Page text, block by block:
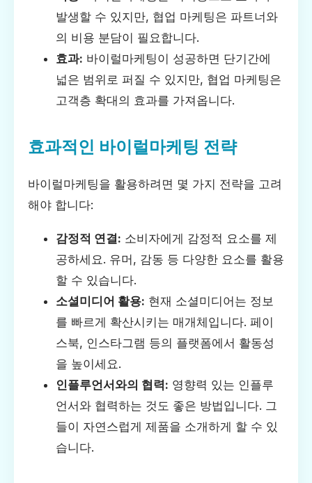
발생할 수 있지만, 협업 마케팅은 파트너와
의 비용 분담이 필요합니다.
효과: 바이럴마케팅이 성공하면 단기간에
넓은 범위로 퍼질 수 있지만, 협업 마케팅은
고객층 확대의 효과를 가져옵니다.
효과적인 바이럴마케팅 전략
바이럴마케팅을 활용하려면 몇 가지 전략을 고려
해야 합니다:
감정적 연결: 소비자에게 감정적 요소를 제
공하세요. 유머, 감동 등 다양한 요소를 활용
할 수 있습니다.
소셜미디어 활용: 현재 소셜미디어는 정보
를 빠르게 확산시키는 매개체입니다. 페이
스북, 인스타그램 등의 플랫폼에서 활동성
을 높이세요.
인플루언서와의 협력: 영향력 있는 인플루
언서와 협력하는 것도 좋은 방법입니다. 그
들이 자연스럽게 제품을 소개하게 할 수 있
습니다.